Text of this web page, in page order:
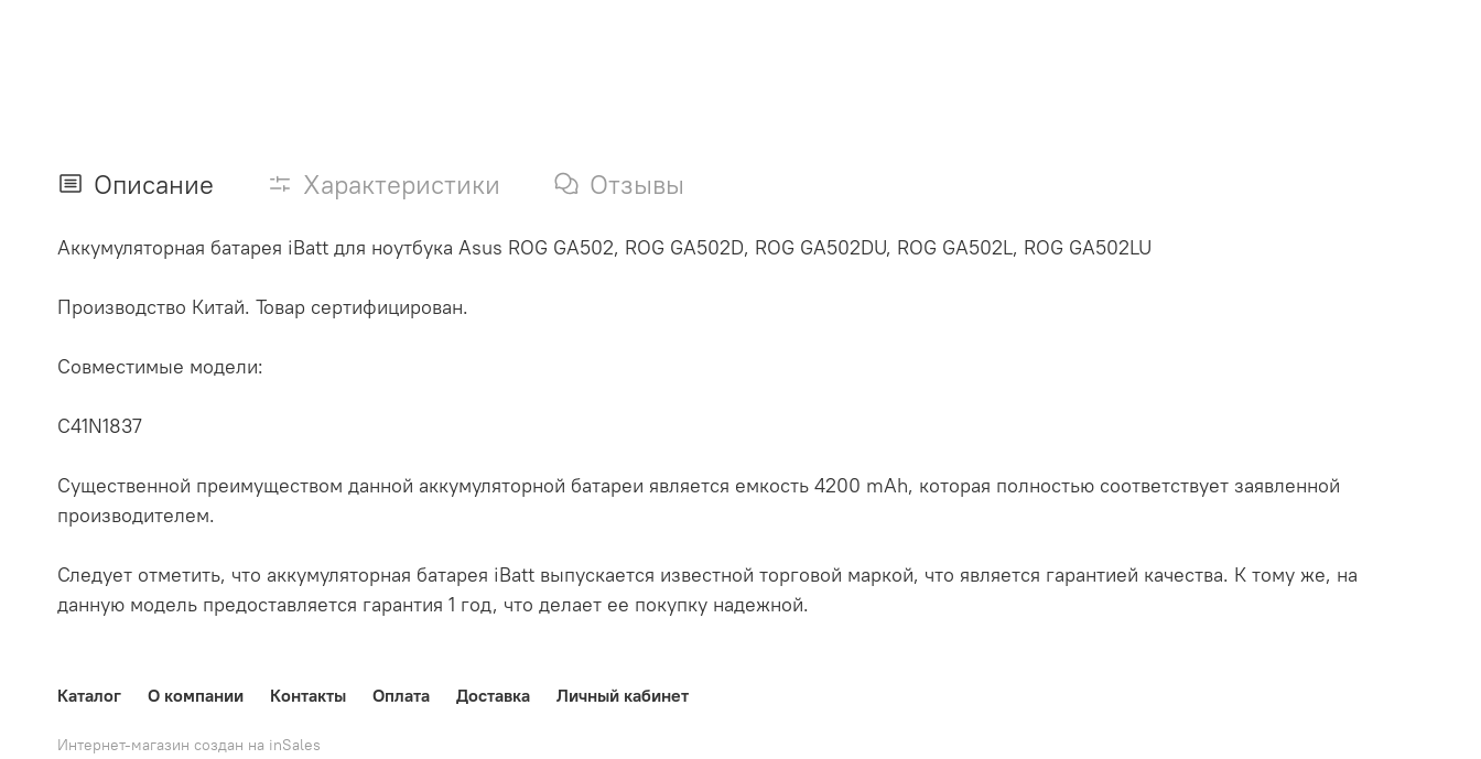
Описание Характеристики Отзывы
Аккумуляторная батарея iBatt для ноутбука Asus ROG GA502, ROG GA502D, ROG GA502DU, ROG GA502L, ROG GA502LU
Производство Китай. Товар сертифицирован.
Совместимые модели:
C41N1837
Существенной преимуществом данной аккумуляторной батареи является емкость 4200 mAh, которая полностью соответствует заявленной
производителем.
Следует отметить, что аккумуляторная батарея iBatt выпускается известной торговой маркой, что является гарантией качества. К тому же, на
данную модель предоставляется гарантия 1 год, что делает ее покупку надежной.
Каталог О компании Контакты Оплата Доставка Личный кабинет
Интернет-магазин создан на inSales